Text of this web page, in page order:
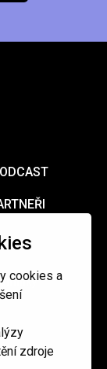
cookies a
zdroje